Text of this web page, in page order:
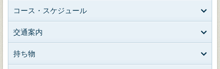
コース・スケジュール
交通案内
持ち物